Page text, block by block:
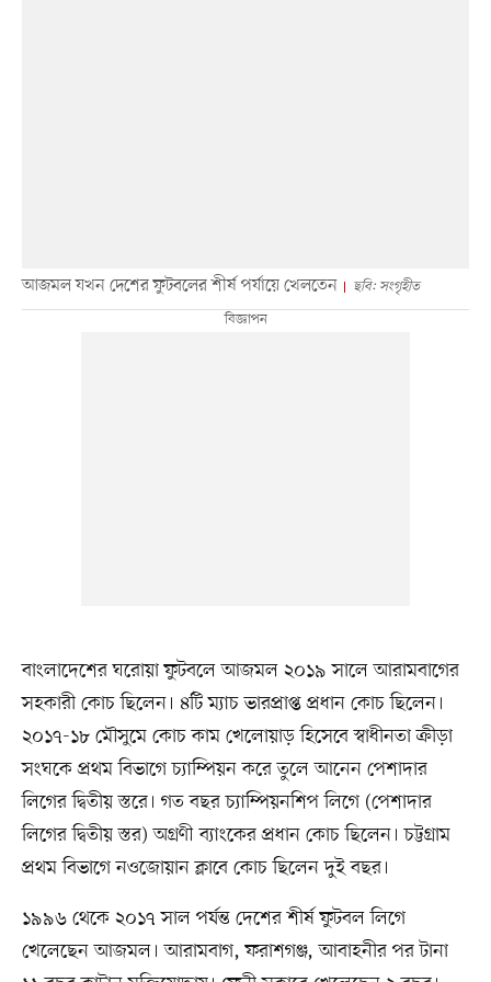
আজমল যখন দেশের ফুটবলের শীর্ষ পর্যায়ে খেলতেন ছবি: সংগৃহীত
বাংলাদেশের ঘরোয়া ফুটবলে আজমল ২০১৯ সালে আরামবাগের
সহকারী কোচ ছিলেন। ৪টি ম্যাচ ভারপ্রাপ্ত প্রধান কোচ ছিলেন।
২০১৭-১৮ মৌসুমে কোচ কাম খেলোয়াড় হিসেবে স্বাধীনতা ক্রীড়া
সংঘকে প্রথম বিভাগে চ্যাম্পিয়ন করে তুলে আনেন পেশাদার
লিগের দ্বিতীয় স্তরে। গত বছর চ্যাম্পিয়নশিপ লিগে (পেশাদার
লিগের দ্বিতীয় স্তর) অগ্রণী ব্যাংকের প্রধান কোচ ছিলেন। চট্টগ্রাম
প্রথম বিভাগে নওজোয়ান ক্লাবে কোচ ছিলেন দুই বছর।
১৯৯৬ থেকে ২০১৭ সাল পর্যন্ত দেশের শীর্ষ ফুটবল লিগে
খেলেছেন আজমল। আরামবাগ, ফরাশগঞ্জ, আবাহনীর পর টানা